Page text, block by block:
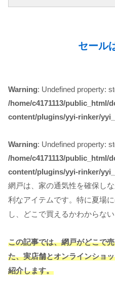
セール
Warning: Undefined property:
/home/c4171113/public_html/
content/plugins/yyi-rinker/
Warning: Undefined property:
/home/c4171113/public_html/
content/plugins/yyi-rinker/
網戸は、家の通気性を確保し
利なアイテムです。特に夏場
し、どこで買えるかわからな
この記事では、網戸がどこで
た、実店舗とオンラインショ
紹介します。